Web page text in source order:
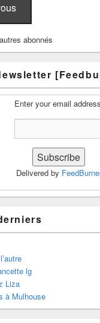
abonnés
Enter your email
Delivered by
lg
Liza
à Mulhouse